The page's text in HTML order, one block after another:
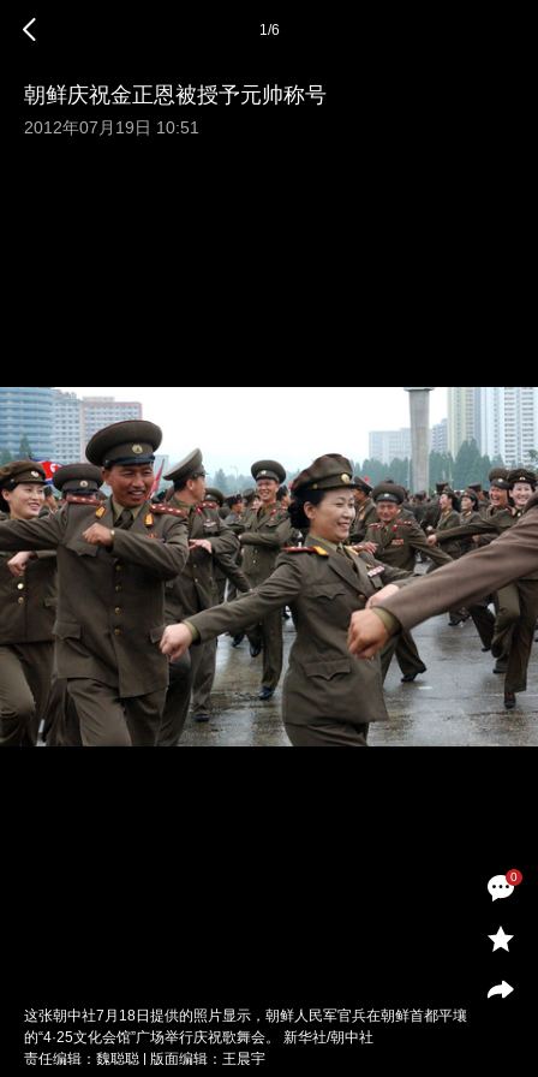
0
1/6
朝鲜庆祝金正恩被授予元帅称号
2012年07月19日 10:51
这张朝中社7月18日提供的照片显示，朝鲜人民军官兵在朝鲜首都平壤
的“4·25文化会馆”广场举行庆祝歌舞会。 新华社/朝中社
责任编辑：魏聪聪 | 版面编辑：王晨宇